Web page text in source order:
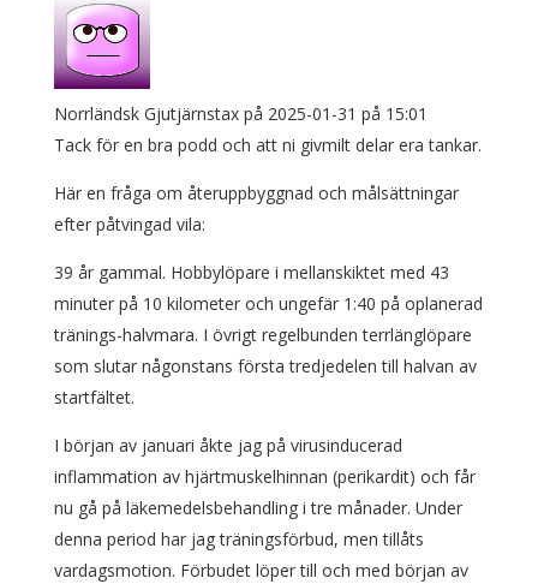
Norrländsk Gjutjärnstax på 2025-01-31 på 15:01
Tack för en bra podd och att ni givmilt delar era tankar.
Här en fråga om återuppbyggnad och målsättningar
efter påtvingad vila:
39 år gammal. Hobbylöpare i mellanskiktet med 43
minuter på 10 kilometer och ungefär 1:40 på oplanerad
tränings-halvmara. I övrigt regelbunden terrlänglöpare
som slutar någonstans första tredjedelen till halvan av
startfältet.
I början av januari åkte jag på virusinducerad
inflammation av hjärtmuskelhinnan (perikardit) och får
nu gå på läkemedelsbehandling i tre månader. Under
denna period har jag träningsförbud, men tillåts
vardagsmotion. Förbudet löper till och med början av